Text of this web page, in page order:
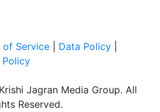
of Service Data Policy
Policy
Jagran Media Group. All
Reserved.